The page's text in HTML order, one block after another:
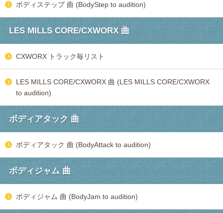
ボディステップ 曲 (BodyStep to audition)
LES MILLS CORE/CXWORX 曲
CXWORX トラック毎リスト
LES MILLS CORE/CXWORX 曲 (LES MILLS CORE/CXWORX
to audition)
ボディアタック 曲
ボディアタック 曲 (BodyAttack to audition)
ボディジャム 曲
ボディジャム 曲 (BodyJam to audition)